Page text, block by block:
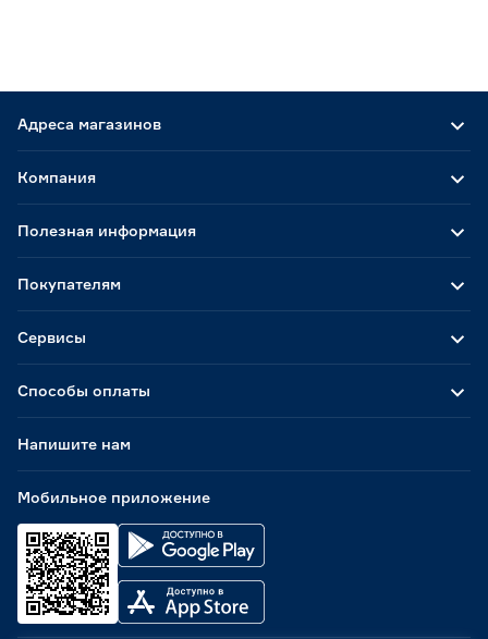
Адреса магазинов
Способы оплаты
Мобильное приложение
Компания
Полезная информация
Покупателям
Сервисы
Напишите нам